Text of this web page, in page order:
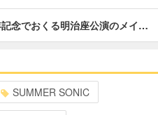
念でおくる明治座公演のメイ…
SUMMER SONIC